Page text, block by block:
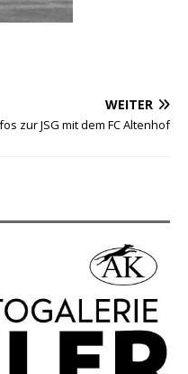
WEITER
zur JSG mit dem FC Altenhof